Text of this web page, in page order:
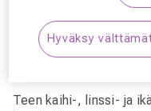
Pitkä kokemus kaihi-
Käypä hoito-työryhmän
Teen kaihi-, linssi- ja
Hyväksy